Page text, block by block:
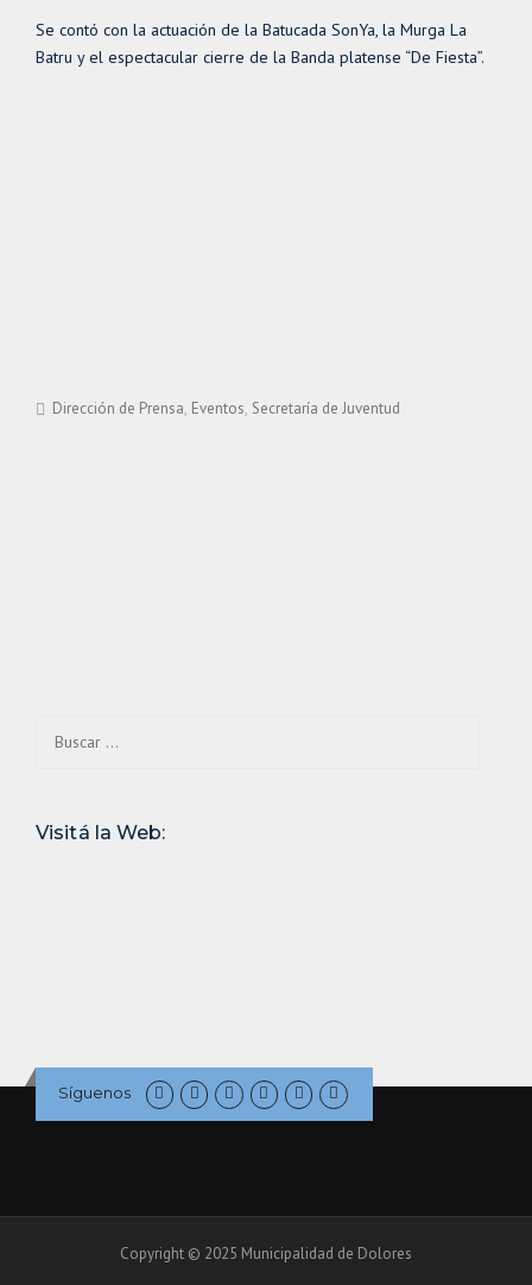
Se contó con la actuación de la Batucada SonYa, la Murga La
Batru y el espectacular cierre de la Banda platense “De Fiesta”.
Dirección de Prensa Eventos Secretaría de Juventud
Visitá la Web:
Síguenos
Copyright © 2025 Municipalidad de Dolores